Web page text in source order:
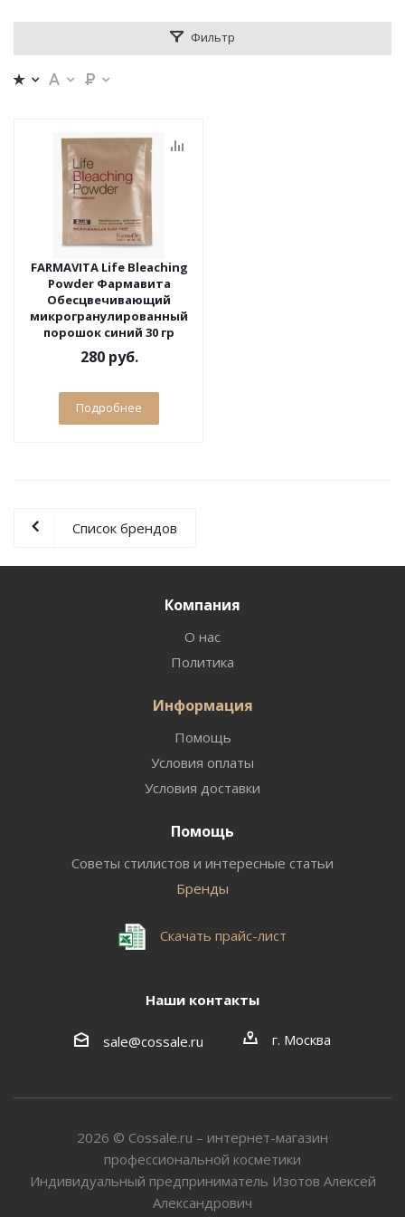
Фильтр
FARMAVITA Life Bleaching
Powder Фармавита
Обесцвечивающий
микрогранулированный
порошок синий 30 гр
280 руб.
Подробнее
Список брендов
Компания
О нас
Политика
Информация
Помощь
Условия оплаты
Условия доставки
Помощь
Советы стилистов и интересные статьи
Бренды
Скачать прайс-лист
Наши контакты
sale@cossale.ru г. Москва
2026 © Сossale.ru – интернет-магазин
профессиональной косметики
Индивидуальный предприниматель Изотов Алексей
Александрович